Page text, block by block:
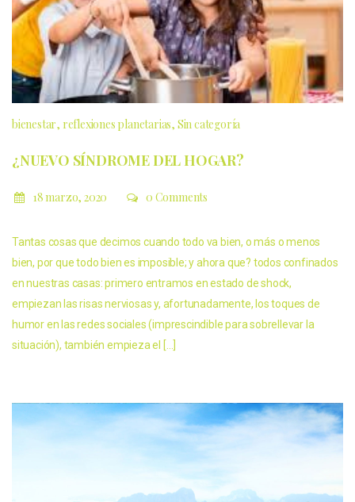
bienestar reflexiones planetarias Sin categoría
¿NUEVO SÍNDROME DEL HOGAR?
18 marzo, 2020 0 Comments
Tantas cosas que decimos cuando todo va bien, o más o menos
bien, por que todo bien es imposible; y ahora que? todos confinados
en nuestras casas: primero entramos en estado de shock,
empiezan las risas nerviosas y, afortunadamente, los toques de
humor en las redes sociales (imprescindible para sobrellevar la
situación), también empieza el […]